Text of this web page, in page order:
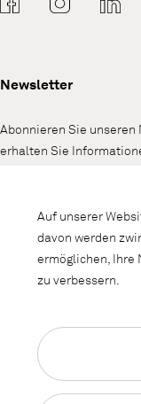
Newsletter
Abonnieren Sie unseren
erhalten Sie
Language
Deutsch
Auf unserer
davon werden
ermöglichen, Ihre
zu verbessern.